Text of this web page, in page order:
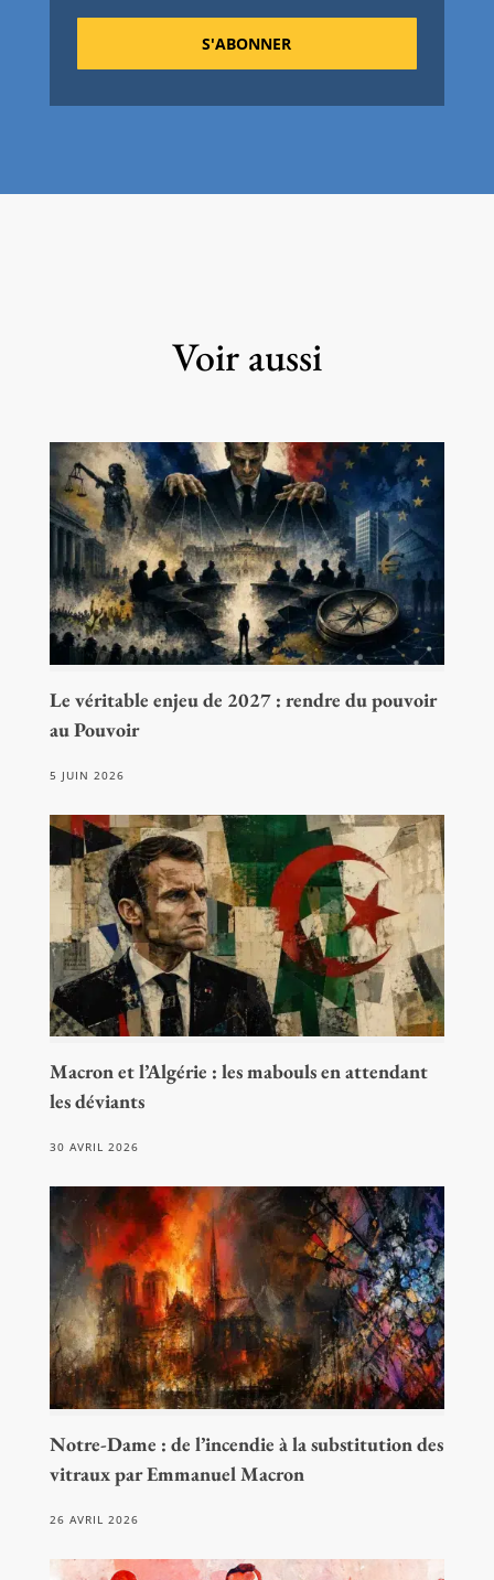
S'ABONNER
Voir aussi
Le véritable enjeu de 2027 : rendre du pouvoir
au Pouvoir
5 JUIN 2026
Macron et l’Algérie : les mabouls en attendant
les déviants
30 AVRIL 2026
Notre-Dame : de l’incendie à la substitution des
vitraux par Emmanuel Macron
26 AVRIL 2026